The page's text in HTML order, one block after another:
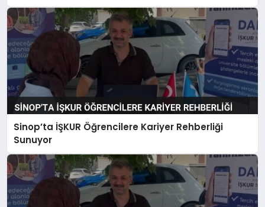
Sinop’ta İŞKUR Öğrencilere Kariyer Rehberliği
Sunuyor